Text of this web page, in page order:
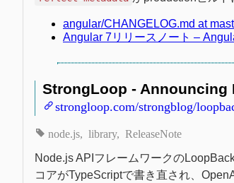
angular/CHANGELOG.md at
Angular 7リリースノート –
StrongLoop - Announcing
strongloop.com/strongblog/
node.js library ReleaseNote
Node.js APIフレームワークの
コアがTypeScriptで書き直され、